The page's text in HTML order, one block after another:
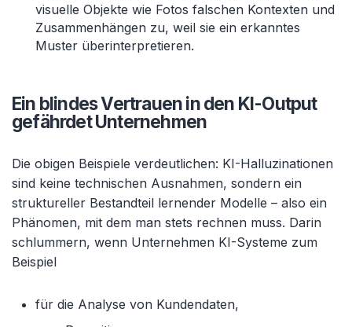
visuelle Objekte wie Fotos falschen Kontexten und
Zusammenhängen zu, weil sie ein erkanntes
Muster überinterpretieren.
Ein blindes Vertrauen in den KI-Output
gefährdet Unternehmen
Die obigen Beispiele verdeutlichen: KI-Halluzinationen
sind keine technischen Ausnahmen, sondern ein
struktureller Bestandteil lernender Modelle – also ein
Phänomen, mit dem man stets rechnen muss. Darin
schlummern, wenn Unternehmen KI-Systeme zum
Beispiel
für die Analyse von Kundendaten,